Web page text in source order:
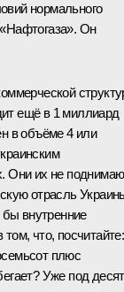
нормального
Он
ещё в 1 миллиард
в объёме 4 или
Они их не
отрасль
бы внутренние
что, посчитайте:
плюс
Уже под